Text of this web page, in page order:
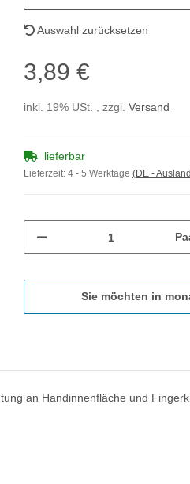
Auswahl zurücksetzen
3,89 €
inkl. 19% USt. , zzgl. Versand
lieferbar
Lieferzeit: 4 - 5 Werktage (DE -
Sie möchten in
an Handinnenfläche und